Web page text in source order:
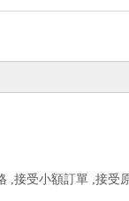
,接受小額訂單 ,接受